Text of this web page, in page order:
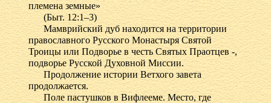
племена земные»
(Быт. 12:1–3)
Мамврийский дуб находится на территории
православного Русского Монастыря Святой
Троицы или Подворье в честь Святых Праотцев -,
подворье Русской Духовной Миссии.
Продолжение истории Ветхого завета
продолжается.
Поле пастушков в Вифлееме. Место, где